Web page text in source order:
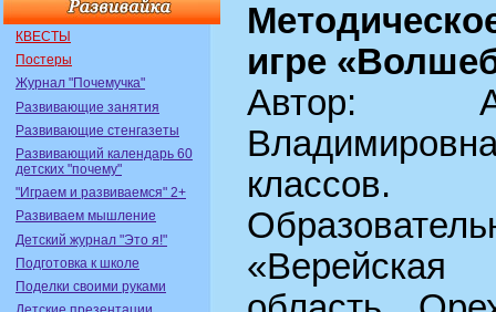
КВЕСТЫ
Постеры
Журнал "Почемучка"
Развивающие занятия
Развивающие стенгазеты
Развивающий календарь 60
детских "почему"
"Играем и развиваемся" 2+
Развиваем мышление
Детский журнал "Это я!"
Подготовка к школе
Поделки своими руками
игре
Автор:
классов.